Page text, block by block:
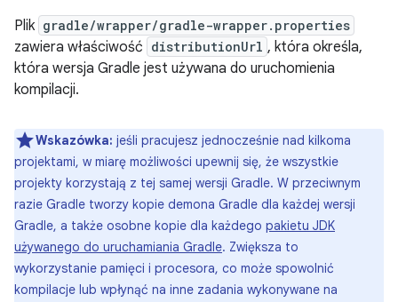
Plik gradle/wrapper/gradle-wrapper.properties
zawiera właściwość distributionUrl , która określa,
która wersja Gradle jest używana do uruchomienia
kompilacji.
Wskazówka: jeśli pracujesz jednocześnie nad kilkoma
projektami, w miarę możliwości upewnij się, że wszystkie
projekty korzystają z tej samej wersji Gradle. W przeciwnym
razie Gradle tworzy kopie demona Gradle dla każdej wersji
Gradle, a także osobne kopie dla każdego pakietu JDK
używanego do uruchamiania Gradle. Zwiększa to
wykorzystanie pamięci i procesora, co może spowolnić
kompilacje lub wpłynąć na inne zadania wykonywane na